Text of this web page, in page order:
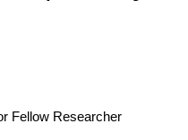
Fellow Researcher